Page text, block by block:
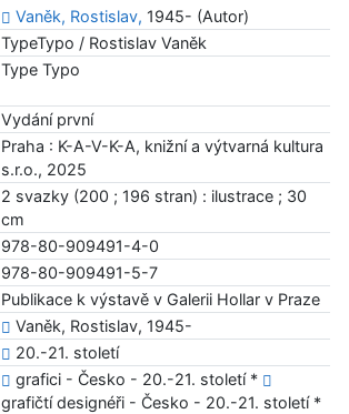
Vaněk, Rostislav, 1945- (Autor)
TypeTypo / Rostislav Vaněk
Type Typo
Vydání první
Praha : K-A-V-K-A, knižní a výtvarná kultura
s.r.o., 2025
2 svazky (200 ; 196 stran) : ilustrace ; 30
cm
978-80-909491-4-0
978-80-909491-5-7
Publikace k výstavě v Galerii Hollar v Praze
Vaněk, Rostislav, 1945-
20.-21. století
grafici - Česko - 20.-21. století *
grafičtí designéři - Česko - 20.-21. století *